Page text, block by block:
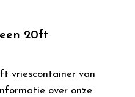
20ft
vriescontainer van
over onze